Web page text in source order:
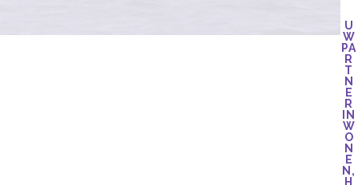
U
W
PA
R
T
N
E
R
IN
W
O
N
E
N,
H